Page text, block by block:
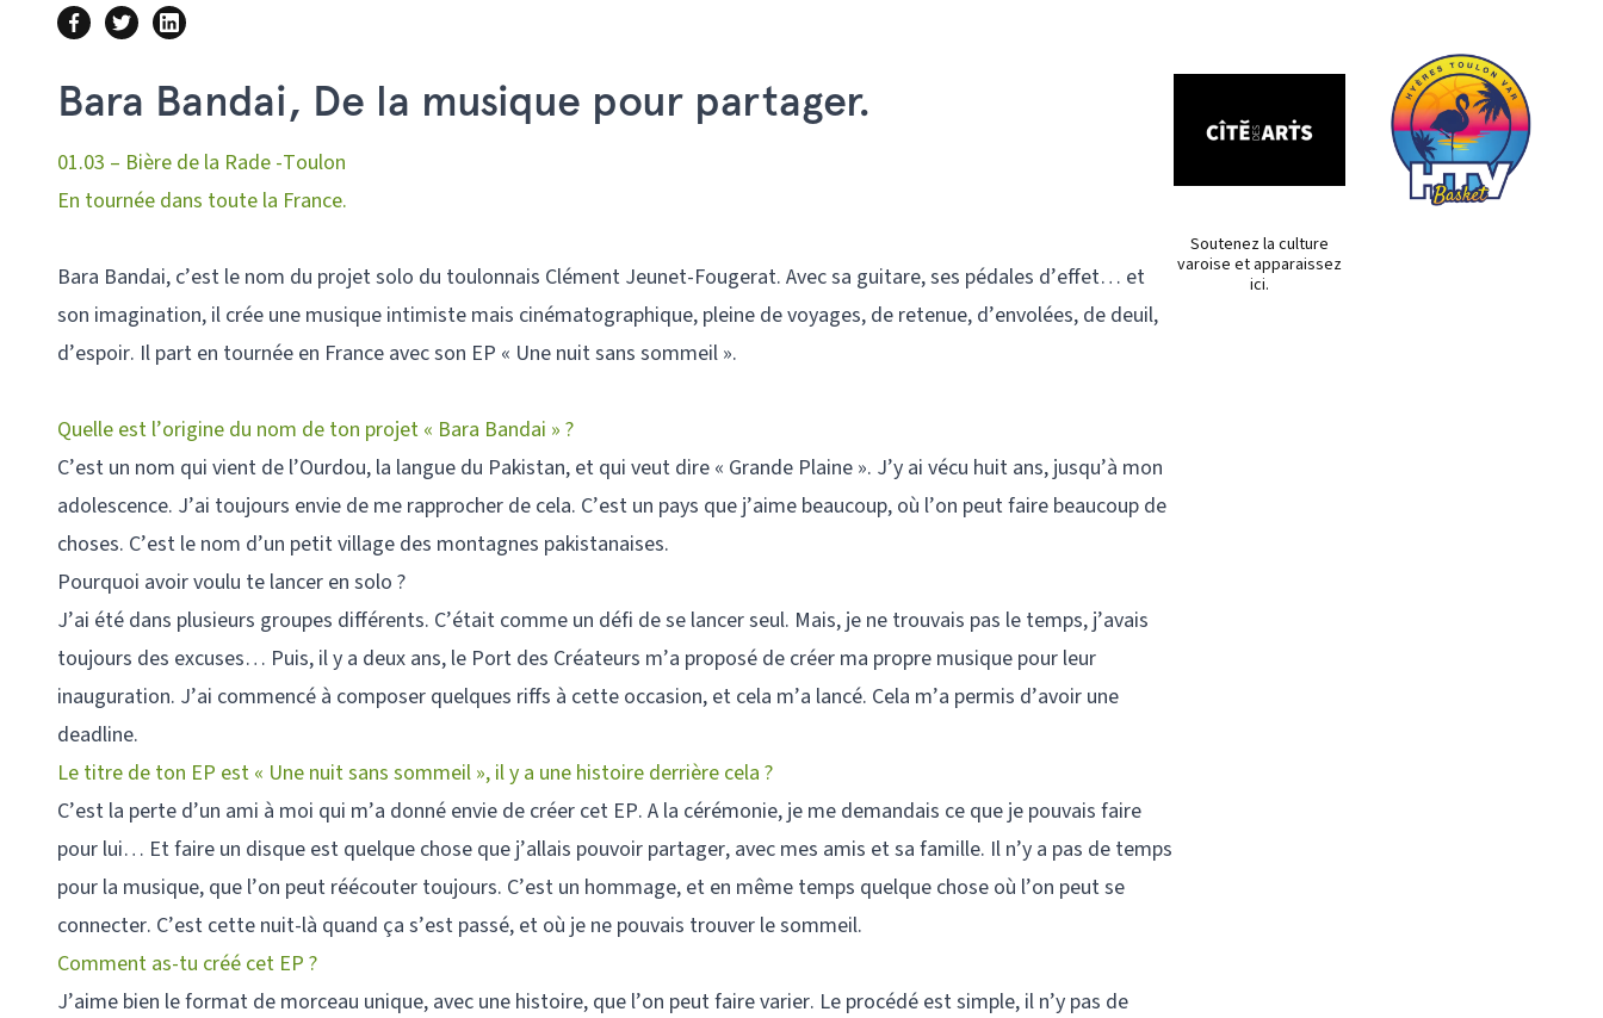
Bara Bandai, De la musique pour partager.
01.03 – Bière de la Rade -Toulon
En tournée dans toute la France.
Bara Bandai, c’est le nom du projet solo du toulonnais Clément Jeunet-Fougerat. Avec sa guitare, ses pédales d’effet… et
son imagination, il crée une musique intimiste mais cinématographique, pleine de voyages, de retenue, d’envolées, de deuil,
d’espoir. Il part en tournée en France avec son EP « Une nuit sans sommeil ».
Quelle est l’origine du nom de ton projet « Bara Bandai » ?
C’est un nom qui vient de l’Ourdou, la langue du Pakistan, et qui veut dire « Grande Plaine ». J’y ai vécu huit ans, jusqu’à mon
adolescence. J’ai toujours envie de me rapprocher de cela. C’est un pays que j’aime beaucoup, où l’on peut faire beaucoup de
choses. C’est le nom d’un petit village des montagnes pakistanaises.
Pourquoi avoir voulu te lancer en solo ?
J’ai été dans plusieurs groupes différents. C’était comme un défi de se lancer seul. Mais, je ne trouvais pas le temps, j’avais
toujours des excuses… Puis, il y a deux ans, le Port des Créateurs m’a proposé de créer ma propre musique pour leur
inauguration. J’ai commencé à composer quelques riffs à cette occasion, et cela m’a lancé. Cela m’a permis d’avoir une
deadline.
Le titre de ton EP est « Une nuit sans sommeil », il y a une histoire derrière cela ?
C’est la perte d’un ami à moi qui m’a donné envie de créer cet EP. A la cérémonie, je me demandais ce que je pouvais faire
pour lui… Et faire un disque est quelque chose que j’allais pouvoir partager, avec mes amis et sa famille. Il n’y a pas de temps
pour la musique, que l’on peut réécouter toujours. C’est un hommage, et en même temps quelque chose où l’on peut se
connecter. C’est cette nuit-là quand ça s’est passé, et où je ne pouvais trouver le sommeil.
Comment as-tu créé cet EP ?
J’aime bien le format de morceau unique, avec une histoire, que l’on peut faire varier. Le procédé est simple, il n’y pas de
Soutenez la culture
varoise et apparaissez
ici.